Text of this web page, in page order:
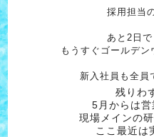
採用担当
あと2日
もうすぐゴールデ
新入社員も全員
残りわ
5月からは営
現場メインの
ここ最近は